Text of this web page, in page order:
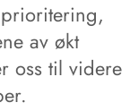
av økt
oss til videre